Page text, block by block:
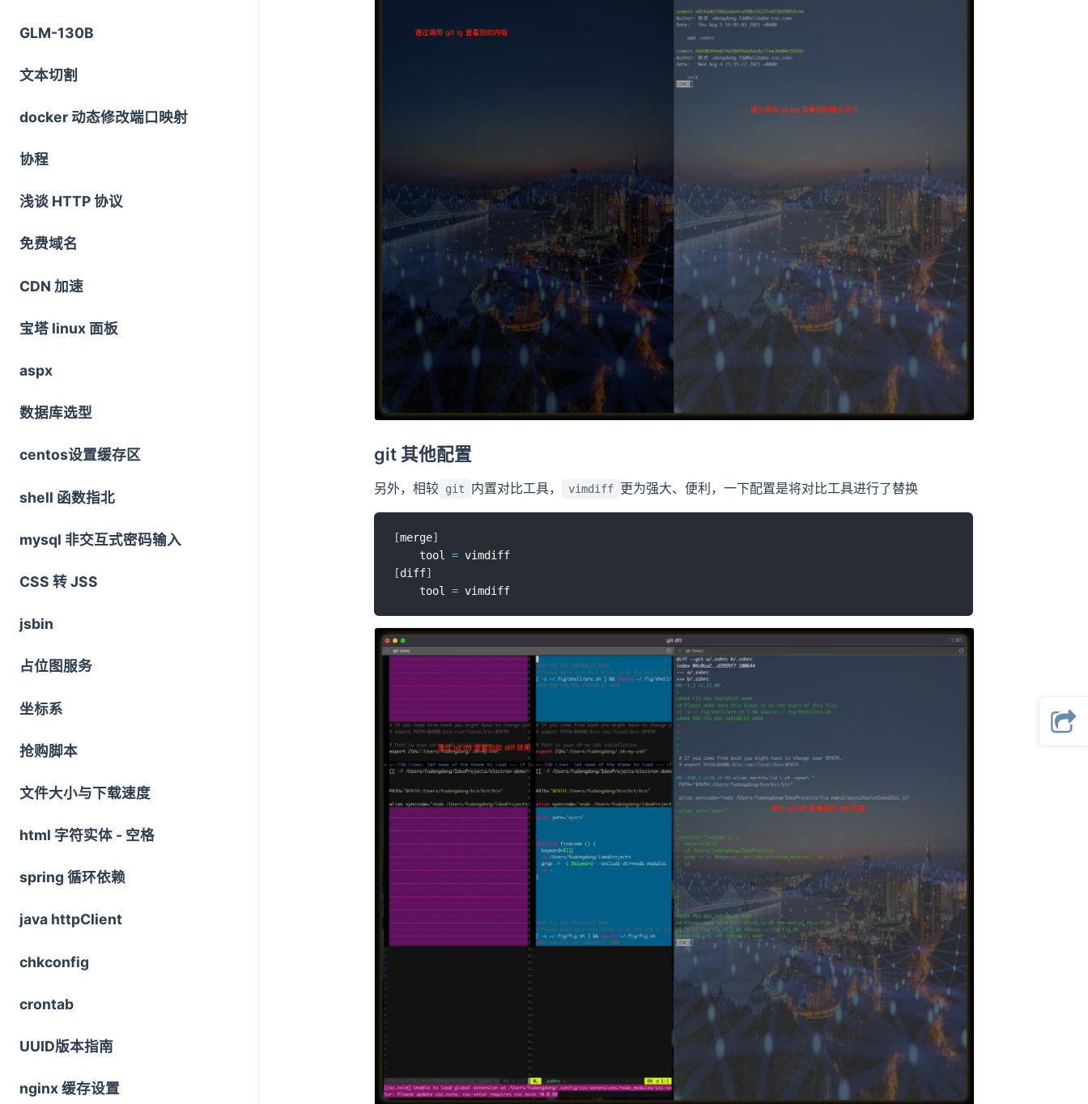
GLM-130B
文本切割
docker 动态修改端口映射
协程
浅谈 HTTP 协议
免费域名
CDN 加速
宝塔 linux 面板
aspx
数据库选型
centos设置缓存区
shell 函数指北
mysql 非交互式密码输入
CSS 转 JSS
jsbin
占位图服务
坐标系
抢购脚本
文件大小与下载速度
html 字符实体 - 空格
spring 循环依赖
java httpClient
chkconfig
crontab
UUID版本指南
nginx 缓存设置
git 其他配置
另外，相较 git 内置对比工具， vimdiff 更为强大、便利，一下配置是将对比工具进行了替换
[merge]
	tool
=
[diff]
	tool
=